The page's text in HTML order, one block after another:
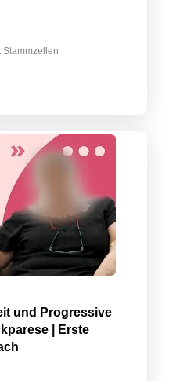
Stammzellen
und Progressive
| Erste